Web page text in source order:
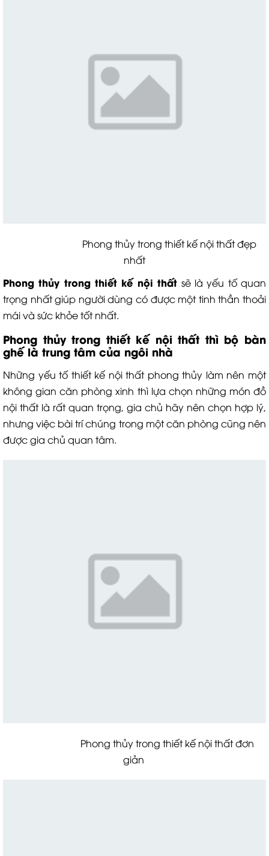
Phong thủy trong thiết kế nội thất đẹp
nhất
Phong thủy trong thiết kế nội thất sẽ là yếu tố quan
trọng nhất giúp người dùng có được một tinh thần thoải
mái và sức khỏe tốt nhất.
Phong thủy trong thiết kế nội thấtthì bộ bàn
ghế là trung tâm của ngôi nhà
Những yếu tố thiết kế nội thất phong thủy làm nên một
không gian căn phòng xinh thì lựa chọn những món đồ
nội thất là rất quan trọng, gia chủ hãy nên chọn hợp lý,
nhưng việc bài trí chúng trong một căn phòng cũng nên
được gia chủ quan tâm.
Phong thủy trong thiết kế nội thất đơn
giản